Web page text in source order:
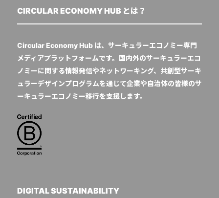
CIRCULAR ECONOMY HUB とは？
Circular Economy Hub は、サーキュラーエコノミー専門
メディアプラットフォームです。国内外のサーキュラーエコ
ノミーに関する情報発信やネットワーキング、共創型サーキ
ュラーデザインプログラムを通じて企業や自治体の皆様のサ
ーキュラーエコノミー移行を支援します。
DIGITAL SUSTAINABILITY